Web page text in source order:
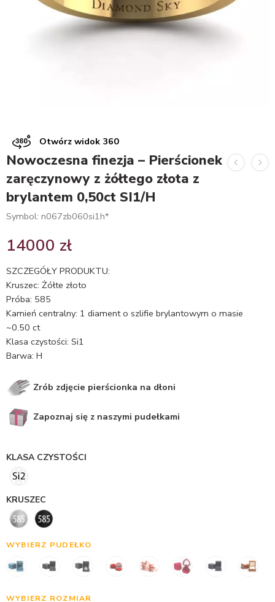
Otwórz widok 360
Nowoczesna finezja – Pierścionek
zaręczynowy z żółtego złota z
brylantem 0,50ct SI1/H
Symbol: n067zb060si1h*
14000 zł
SZCZEGÓŁY PRODUKTU:
Kruszec: Żółte złoto
Próba: 585
Kamień centralny: 1 diament o szlifie brylantowym o masie
~0.50 ct
Klasa czystości: Si1
Barwa: H
Zrób zdjęcie pierścionka na dłoni
Zapoznaj się z naszymi pudełkami
KLASA CZYSTOŚCI
KRUSZEC
WYBIERZ PUDEŁKO
WYBIERZ ROZMIAR